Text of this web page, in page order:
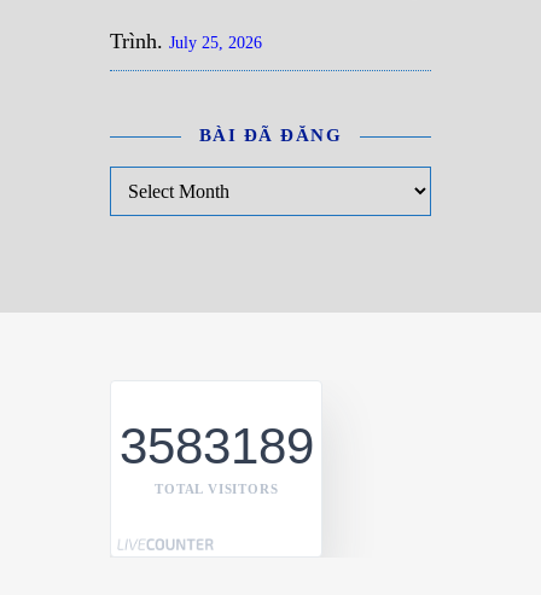
Trình. July 25, 2026
BÀI ĐÃ ĐĂNG
3583189
TOTAL VISITORS